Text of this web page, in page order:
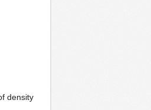
density